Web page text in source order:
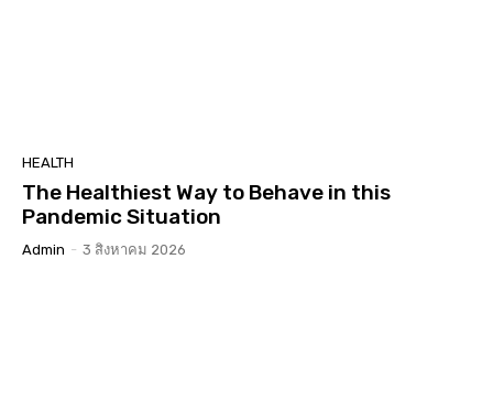
HEALTH
The Healthiest Way to Behave in this
Pandemic Situation
Admin - 3 สิงหาคม 2026